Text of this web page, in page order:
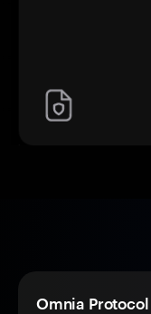
Omnia Protocol